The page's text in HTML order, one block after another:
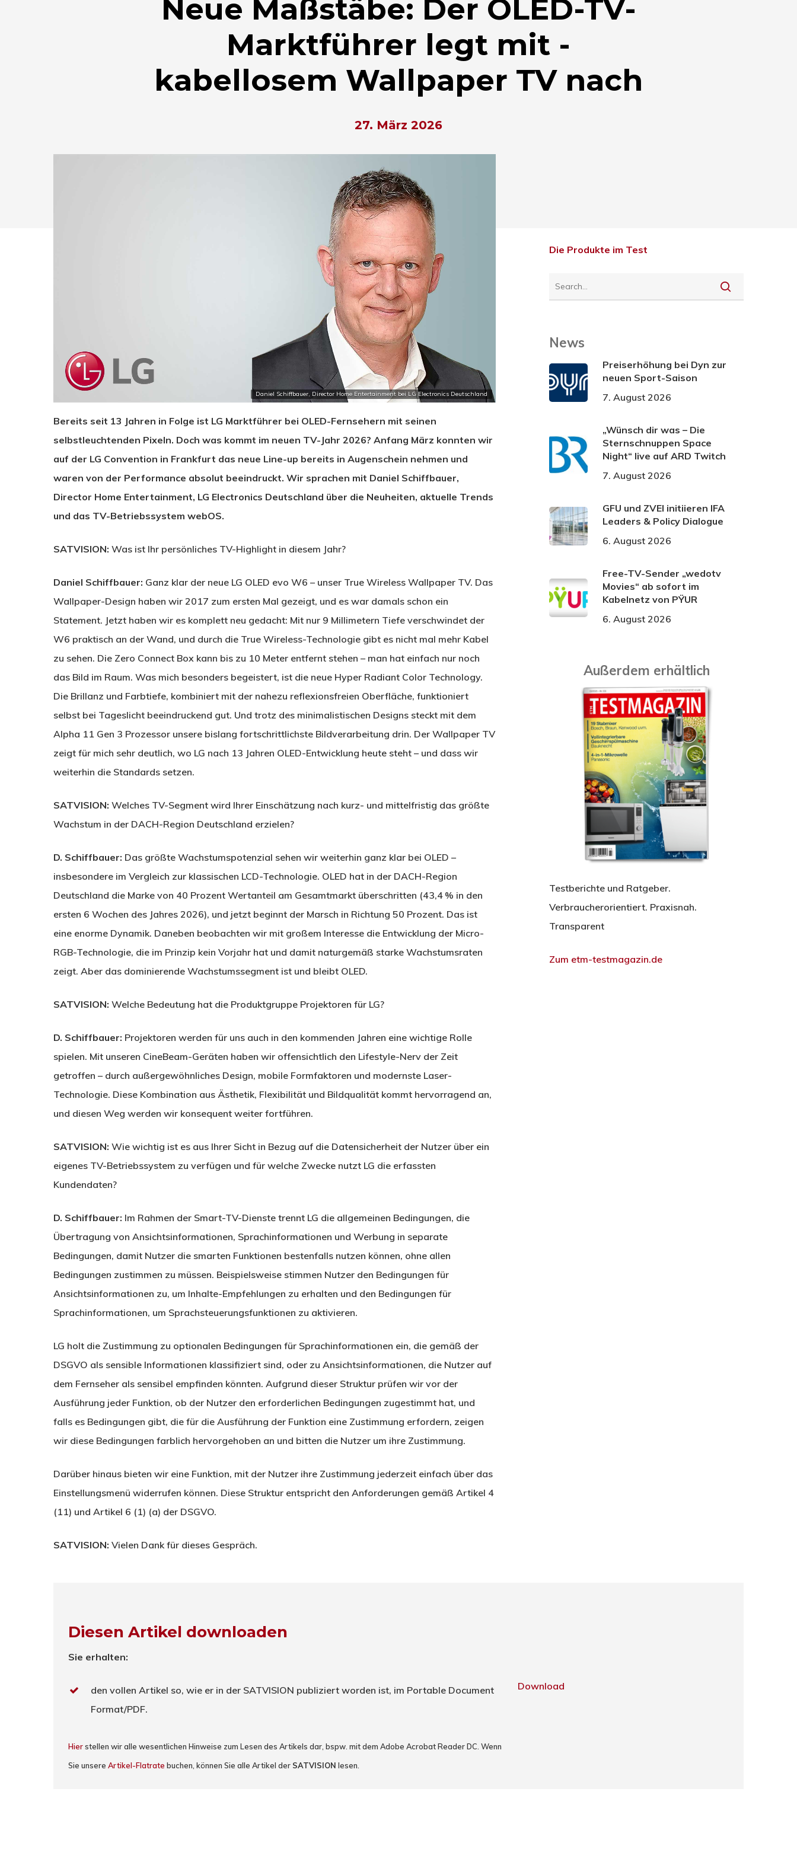
Neue Maßstäbe: Der OLED-TV-
Marktführer legt mit ­
kabellosem Wallpaper TV nach
27. März 2026
Daniel Schiffbauer, Director Home Entertainment bei LG Electronics Deutschland
Bereits seit 13 Jahren in Folge ist LG Marktführer bei OLED-Fernsehern mit seinen
selbstleuchtenden Pixeln. Doch was kommt im neuen TV-Jahr 2026? Anfang März konnten wir
auf der LG Convention in Frankfurt das neue Line-up bereits in Augenschein nehmen und
waren von der Performance absolut beeindruckt. Wir sprachen mit Daniel Schiffbauer,
Director Home Entertainment, LG Electronics Deutschland über die Neuheiten, aktuelle Trends
und das TV-Betriebssystem webOS.
SATVISION: Was ist Ihr persönliches TV-Highlight in diesem Jahr?
Daniel Schiffbauer: Ganz klar der neue LG OLED evo W6 – unser True Wireless Wallpaper TV. Das
Wallpaper-Design haben wir 2017 zum ersten Mal gezeigt, und es war damals schon ein
Statement. Jetzt haben wir es komplett neu gedacht: Mit nur 9 Millimetern Tiefe verschwindet der
W6 praktisch an der Wand, und durch die True Wireless-Technologie gibt es nicht mal mehr Kabel
zu sehen. Die Zero Connect Box kann bis zu 10 Meter entfernt stehen – man hat einfach nur noch
das Bild im Raum. Was mich besonders begeistert, ist die neue Hyper Radiant Color Technology.
Die Brillanz und Farbtiefe, kombiniert mit der nahezu reflexionsfreien Oberfläche, funktioniert
selbst bei Tageslicht beeindruckend gut. Und trotz des minimalistischen Designs steckt mit dem
Alpha 11 Gen 3 Prozessor unsere bislang fortschrittlichste Bildverarbeitung drin. Der Wallpaper TV
zeigt für mich sehr deutlich, wo LG nach 13 Jahren OLED-Entwicklung heute steht – und dass wir
weiterhin die Standards setzen.
SATVISION: Welches TV-Segment wird Ihrer Einschätzung nach kurz- und mittelfristig das größte
Wachstum in der DACH-Region Deutschland erzielen?
D. Schiffbauer: Das größte Wachstumspotenzial sehen wir weiterhin ganz klar bei OLED –
insbesondere im Vergleich zur klassischen LCD-Technologie. OLED hat in der DACH-Region
Deutschland die Marke von 40 Prozent Wertanteil am Gesamtmarkt überschritten (43,4 % in den
ersten 6 Wochen des Jahres 2026), und jetzt beginnt der Marsch in Richtung 50 Prozent. Das ist
eine enorme Dynamik. Daneben beobachten wir mit großem Interesse die Entwicklung der Micro-
RGB-Technologie, die im Prinzip kein Vorjahr hat und damit naturgemäß starke Wachstumsraten
zeigt. Aber das dominierende Wachstumssegment ist und bleibt OLED.
SATVISION: Welche Bedeutung hat die Produktgruppe Projektoren für LG?
D. Schiffbauer: Projektoren werden für uns auch in den kommenden Jahren eine wichtige Rolle
spielen. Mit unseren CineBeam-Geräten haben wir offensichtlich den Lifestyle-Nerv der Zeit
getroffen – durch außergewöhnliches Design, mobile Formfaktoren und modernste Laser-
Technologie. Diese Kombination aus Ästhetik, Flexibilität und Bildqualität kommt hervorragend an,
und diesen Weg werden wir konsequent weiter fortführen.
SATVISION: Wie wichtig ist es aus Ihrer Sicht in Bezug auf die Datensicherheit der Nutzer über ein
eigenes TV-Betriebssystem zu verfügen und für welche Zwecke nutzt LG die erfassten
Kundendaten?
D. Schiffbauer: Im Rahmen der Smart-TV-Dienste trennt LG die allgemeinen Bedingungen, die
Übertragung von Ansichtsinformationen, Sprachinformationen und Werbung in separate
Bedingungen, damit Nutzer die smarten Funktionen bestenfalls nutzen können, ohne allen
Bedingungen zustimmen zu müssen. Beispielsweise stimmen Nutzer den Bedingungen für
Ansichtsinformationen zu, um Inhalte-Empfehlungen zu erhalten und den Bedingungen für
Sprachinformationen, um Sprachsteuerungsfunktionen zu aktivieren.
LG holt die Zustimmung zu optionalen Bedingungen für Sprachinformationen ein, die gemäß der
DSGVO als sensible Informationen klassifiziert sind, oder zu Ansichtsinformationen, die Nutzer auf
dem Fernseher als sensibel empfinden könnten. Aufgrund dieser Struktur prüfen wir vor der
Ausführung jeder Funktion, ob der Nutzer den erforderlichen Bedingungen zugestimmt hat, und
falls es Bedingungen gibt, die für die Ausführung der Funktion eine Zustimmung erfordern, zeigen
wir diese Bedingungen farblich hervorgehoben an und bitten die Nutzer um ihre Zustimmung.
Darüber hinaus bieten wir eine Funktion, mit der Nutzer ihre Zustimmung jederzeit einfach über das
Einstellungsmenü widerrufen können. Diese Struktur entspricht den Anforderungen gemäß Artikel 4
(11) und Artikel 6 (1) (a) der DSGVO.
SATVISION: Vielen Dank für dieses Gespräch.
Die Produkte im Test
News
Preiserhöhung bei Dyn zur
neuen Sport-Saison
7. August 2026
„Wünsch dir was – Die
Sternschnuppen Space
Night“ live auf ARD Twitch
7. August 2026
GFU und ZVEI initiieren IFA
Leaders & Policy Dialogue
6. August 2026
Free-TV-Sender „wedotv
Movies“ ab sofort im
Kabelnetz von PŸUR
6. August 2026
Außerdem erhältlich
Testberichte und Ratgeber.
Verbraucherorientiert. Praxisnah.
Transparent
Zum etm-testmagazin.de
Diesen Artikel downloaden
Sie erhalten:
den vollen Artikel so, wie er in der SATVISION publiziert worden ist, im Portable Document
Format/PDF.
Hierstellen wir alle wesentlichen Hinweise zum Lesen des Artikels dar, bspw. mit dem Adobe Acrobat Reader DC. Wenn
Sie unsere Artikel-Flatrate buchen, können Sie alle Artikel der SATVISION lesen.
Download